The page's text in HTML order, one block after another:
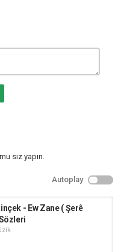
siz yapın.
Autoplay
- Ew Zane ( Şerê